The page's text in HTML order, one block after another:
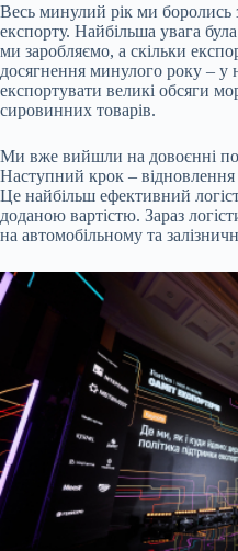
Весь минулий рік ми боролись
експорту. Найбільша увага
ми заробляємо, а скільки
досягнення минулого року – у
експортувати великі обсяги
сировинних товарів.
Ми вже вийшли на довоєнні
Наступний крок –
Це найбільш ефективний
доданою вартістю. Зараз
на автомобільному та